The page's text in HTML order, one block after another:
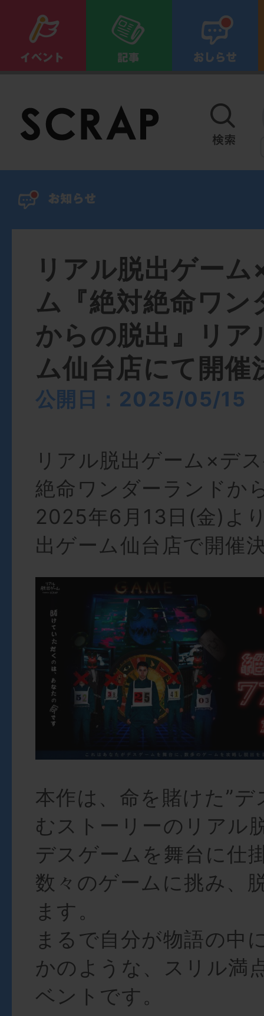
リアル脱出ゲー
ム『絶対絶命ワン
からの脱出』リア
ム仙台店にて開催
公開日：2025/05/15
リアル脱出ゲーム×デ
絶命ワンダーランドか
2025年6月13日(金)よ
出ゲーム仙台店で開催
本作は、命を賭けた”デ
むストーリーのリアル
デスゲームを舞台に仕
数々のゲームに挑み、
ます。
まるで自分が物語の中
かのような、スリル満
ベントです。